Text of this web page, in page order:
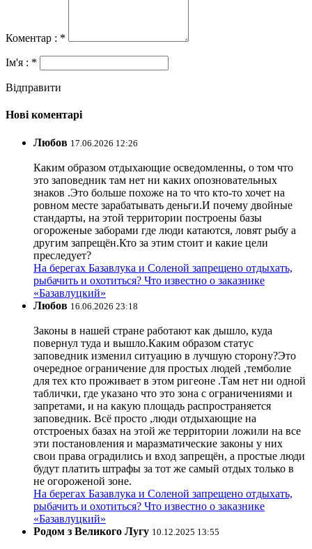
Коментар : *
Ім'я : *
Відправити
Нові коментарі
Любов 17.06.2026 12:26
Каким образом отдыхающие осведомленны, о том что
это заповедник там нет ни каких опозновательных
знаков .Это больше похоже на то что кто-то хочет на
ровном месте зарабатывать деньги.И почему двойные
стандарты, на этой территории построены базы
огороженые заборами где люди катаются, ловят рыбу а
другим запрещён.Кто за этим стоит и какие цели
преследует?
На берегах Базавлука и Соленой запрещено отдыхать,
рыбачить и охотиться? Что известно о заказнике
«Базавлуцкий»
Любов 16.06.2026 23:18
Законы в нашей стране работают как дышло, куда
повернул туда и вышло.Каким образом статус
заповедник изменил ситуацию в лучшую сторону?Это
очередное ограничение для простых людей ,темболие
для тех кто проживает в этом ригеоне .Там нет ни одной
таблички, где указано что это зона с ограничениями и
запретами, и на какую площадь распространяется
заповедник. Всё просто ,люди отдыхающие на
отстроеных базах на этой же территории ложили на все
эти постановления и маразматические законы у них
свои права оградились и вход запрещён, а простые люди
будут платить штрафы за тот же самый отдых только в
не огороженой зоне.
На берегах Базавлука и Соленой запрещено отдыхать,
рыбачить и охотиться? Что известно о заказнике
«Базавлуцкий»
Родом з Великого Лугу 10.12.2025 13:55